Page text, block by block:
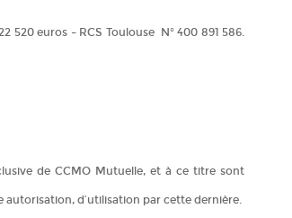
520 euros – RCS Toulouse N° 400 891 586.
de CCMO Mutuelle, et à ce titre sont
autorisation, d’utilisation par cette dernière.